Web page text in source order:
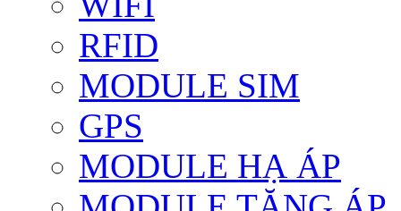
RFID
MODULE SIM
GPS
MODULE HẠ ÁP